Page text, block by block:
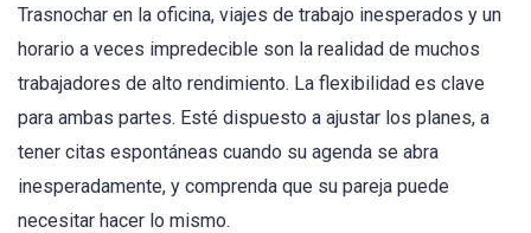
Trasnochar en la oficina, viajes de trabajo inesperados y un
horario a veces impredecible son la realidad de muchos
trabajadores de alto rendimiento. La flexibilidad es clave
para ambas partes. Esté dispuesto a ajustar los planes, a
tener citas espontáneas cuando su agenda se abra
inesperadamente, y comprenda que su pareja puede
necesitar hacer lo mismo.